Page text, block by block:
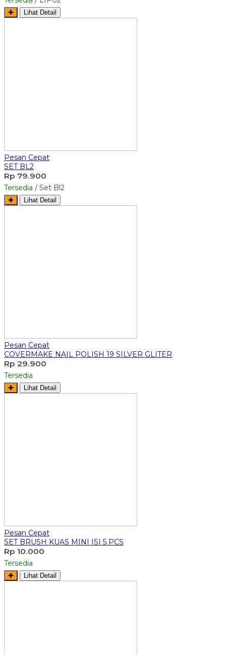
✚ Lihat Detail
Pesan Cepat
SET BL2
Rp 79.900
Tersedia / Set Bl2
✚ Lihat Detail
Pesan Cepat
COVERMAKE NAIL POLISH 19 SILVER GLITER
Rp 29.900
Tersedia
✚ Lihat Detail
Pesan Cepat
SET BRUSH KUAS MINI ISI 5 PCS
Rp 10.000
Tersedia
✚ Lihat Detail